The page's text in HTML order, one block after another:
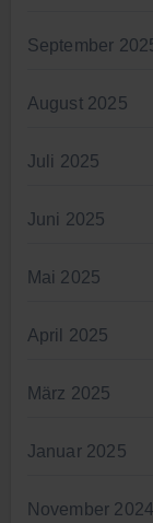
September
August 2025
Juli 2025
Juni 2025
Mai 2025
April 2025
März 2025
Januar 2025
November 2024